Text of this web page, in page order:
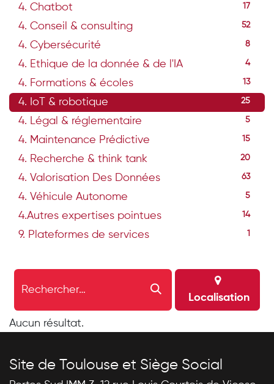
4. Chatbot 17
4. Conseil & consulting 52
4. Cybersécurité 8
4. Ethique de la donnée & de l'IA 4
4. Formations & écoles 13
4. IoT & robotique 25
4. Légal & réglementaire 5
4. Maintenance Prédictive 15
4. Recherche & think tank 20
4. Valorisation Des Données 63
4. Véhicule Autonome 5
4.Autres expertises pointues 14
9. Plateformes de services
Localisation
Aucun résultat.
Site de Toulouse et Siège Social